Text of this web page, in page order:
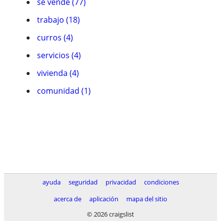
trabajo (18)
curros (4)
servicios (4)
vivienda (4)
comunidad (1)
ayuda seguridad privacidad
condiciones
acerca de
aplicación
mapa del sitio
© 2026 craigslist